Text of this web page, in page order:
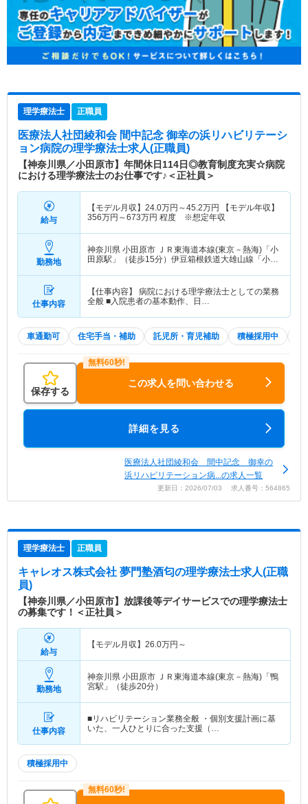
理学療法士 正職員
医療法人社団綾和会 間中記念 御幸の浜リハビリテーシ
ョン病院の理学療法士求人(正職員)
【神奈川県／小田原市】年間休日114日◎教育制度充実☆病院
における理学療法士のお仕事です♪＜正社員＞
給与
【モデル月収】 24.0万円～45.2万円
【モデル年収】
356万円～673万円 程度 ※想定年収
勤務地
神奈川県 小田原市 ＪＲ東海道本線(東京－熱海)「小
田原駅」（徒歩15分）伊豆箱根鉄道大雄山線「小田
仕事内容
【仕事内容】 病院における理学療法士としての業務
全般 ■入院患者の基本動作、日…
車通勤可 住宅手当・補助 託児所・育児補助 積極採用中
保存する
この求人を問い合わせる
詳細を見る
医療法人社団綾和会 間中記念 御幸の
浜リハビリテーション病...の求人一覧
更新日：2026/07/03 求人番号：564865
理学療法士 正職員
キャレオス株式会社 夢門塾酒匂の理学療法士求人(正職
員)
【神奈川県／小田原市】放課後等デイサービスでの理学療法士
の募集です！＜正社員＞
給与
【モデル月収】 26.0万円～
勤務地
神奈川県 小田原市 ＪＲ東海道本線(東京－熱海)「鴨
宮駅」（徒歩20分）
仕事内容
■リハビリテーション業務全般 ・個別支援計画に基
いた、一人ひとりに合った支援（…
積極採用中